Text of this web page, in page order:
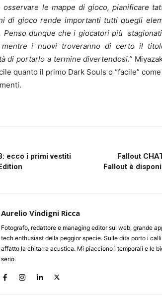
osservare le mappe di gioco, pianificare
di gioco rende importanti tutti quegli
Penso dunque che i giocatori più
i nuovi troveranno di certo il
di portarlo a termine divertendosi.”
quanto il primo Dark Souls o “facile” come
ecco i primi vestiti
Fallout
Fallout è
Aurelio Vindigni Ricca
Fotografo, redattore e managing editor sul web, grande
tech enthusiast della peggior specie. Sulle dita porto i
affatto la chitarra acustica. Mi piacciono i temporali e le
serio.